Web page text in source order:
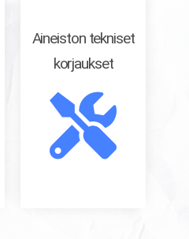
Aineiston tekniset
korjaukset